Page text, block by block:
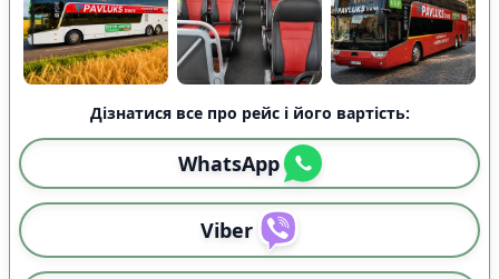
Дізнатися все про рейс і його вартість:
WhatsApp
Viber